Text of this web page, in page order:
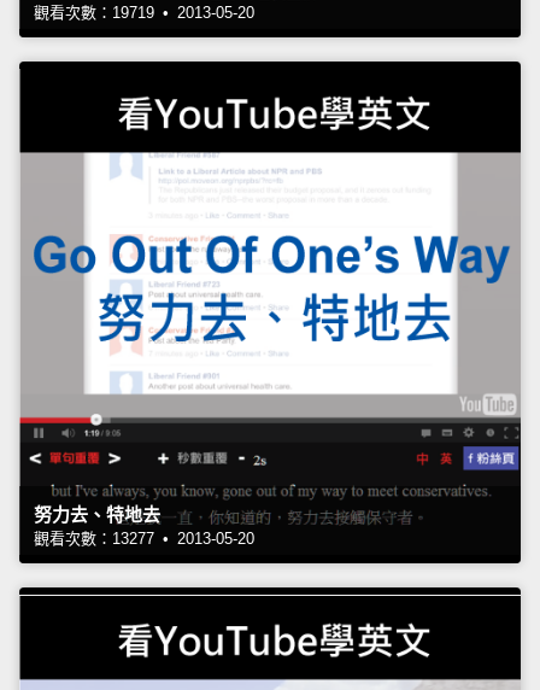
觀看次數：19719 • 2013-05-20
努力去、特地去
觀看次數：13277 • 2013-05-20